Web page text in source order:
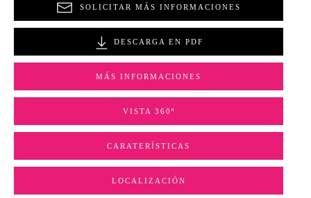
SOLICITAR MÁS INFORMACIONES
DESCARGA EN PDF
MÁS INFORMACIONES
VISTA 360º
CARATERÍSTICAS
LOCALIZACIÓN